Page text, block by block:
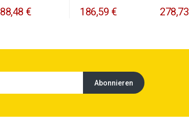
88,48 € 186,59 €